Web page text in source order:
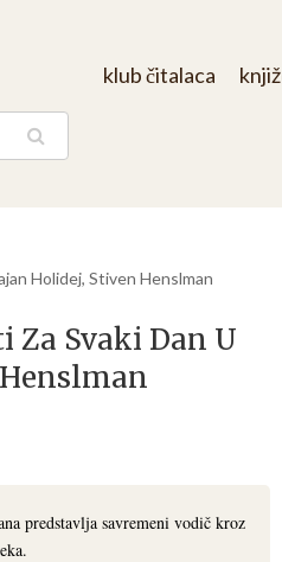
klub čitalaca
Holidej, Stiven Henslman
Za Svaki Dan U
predstavlja savremeni vodič kroz